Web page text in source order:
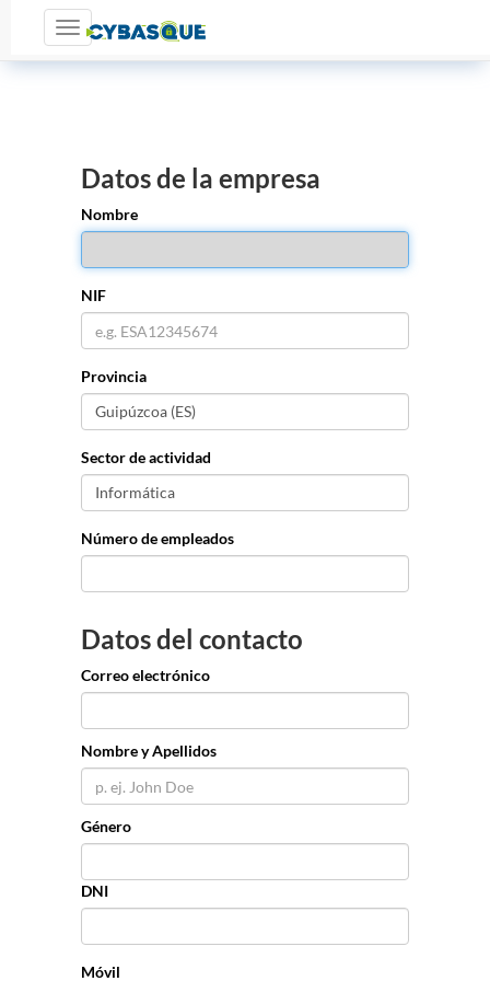
Toggle navigation
Datos de la empresa
Nombre
NIF
Provincia
Sector de actividad
Número de empleados
Datos del contacto
Correo electrónico
Nombre y Apellidos
Género
DNI
Móvil